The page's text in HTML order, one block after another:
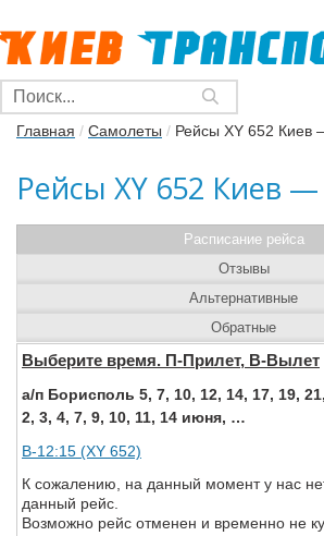
Главная / Самолеты / Рейсы XY 652 Киев
Рейсы XY 652 Киев
Расписание рейса
Выберите время. П-Прилет, В-Вылет
а/п Борисполь 5, 7, 10, 12, 14, 17, 19,
2, 3, 4, 7, 9, 10, 11, 14 июня, …
В-12:15 (XY 652)
К сожалению, на данный момент у нас
данный рейс.
Возможно рейс отменен и временно не
Отзывы
Альтернативные
Обратные